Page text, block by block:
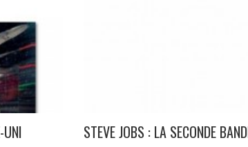
STEVE JOBS : LA SECONDE